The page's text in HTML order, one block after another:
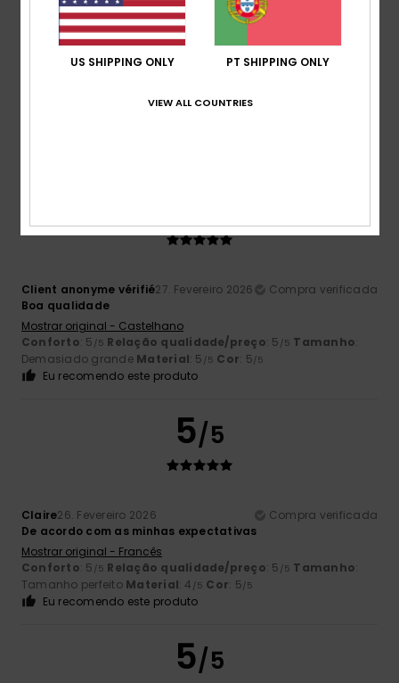
Client anonyme vérifié27. Fevereiro 2026
Compra verificada
Boa qualidade
Mostrar original - Castelhano
Conforto: 5 /5 Relação qualidade/preço: 5 /5 Tamanho:
Demasiado grande Material: 5 /5 Cor: 5/5
Eu recomendo este produto
5/5
Claire26. Fevereiro 2026
Compra verificada
De acordo com as minhas expectativas
Mostrar original - Francês
Conforto: 5 /5 Relação qualidade/preço: 5 /5 Tamanho:
Tamanho perfeito Material: 4 /5 Cor: 5/5
Eu recomendo este produto
5/5
US SHIPPING ONLY PT SHIPPING ONLY
VIEW ALL COUNTRIES